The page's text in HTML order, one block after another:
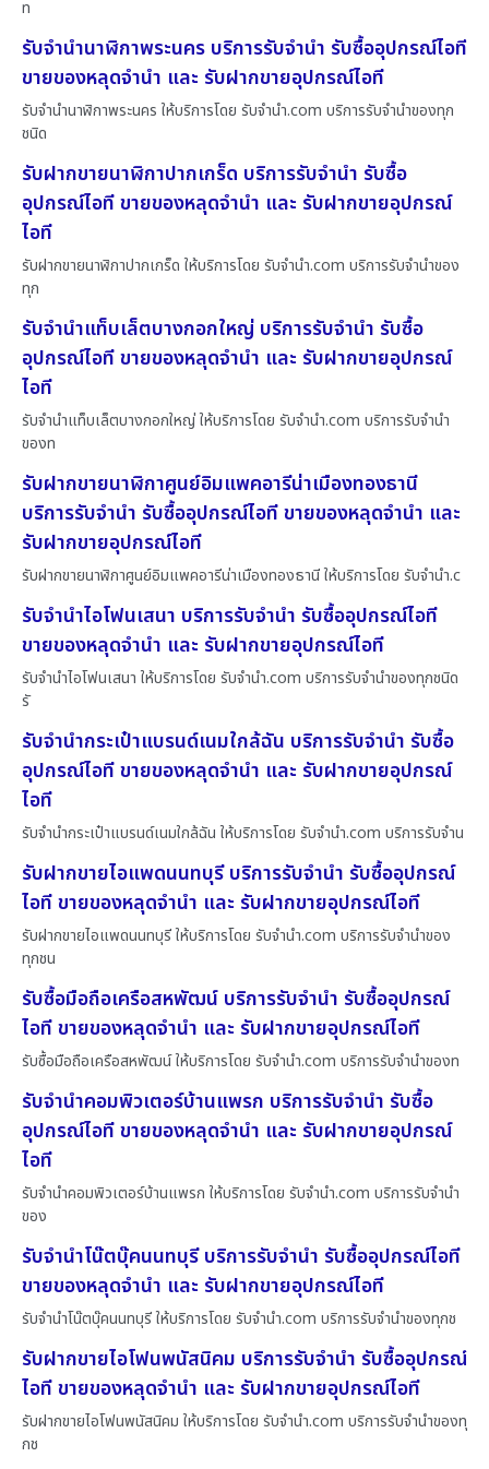
ท
รับจำนำนาฬิกาพระนคร บริการรับจำนำ รับซื้ออุปกรณ์ไอที
ขายของหลุดจำนำ และ รับฝากขายอุปกรณ์ไอที
รับจำนำนาฬิกาพระนคร ให้บริการโดย รับจํานํา.com บริการรับจำนำของทุก
ชนิด
รับฝากขายนาฬิกาปากเกร็ด บริการรับจำนำ รับซื้อ
อุปกรณ์ไอที ขายของหลุดจำนำ และ รับฝากขายอุปกรณ์
ไอที
รับฝากขายนาฬิกาปากเกร็ด ให้บริการโดย รับจํานํา.com บริการรับจำนำของ
ทุก
รับจำนำแท็บเล็ตบางกอกใหญ่ บริการรับจำนำ รับซื้อ
อุปกรณ์ไอที ขายของหลุดจำนำ และ รับฝากขายอุปกรณ์
ไอที
รับจำนำแท็บเล็ตบางกอกใหญ่ ให้บริการโดย รับจํานํา.com บริการรับจำนำ
ของท
รับฝากขายนาฬิกาศูนย์อิมแพคอารีน่าเมืองทองธานี
บริการรับจำนำ รับซื้ออุปกรณ์ไอที ขายของหลุดจำนำ และ
รับฝากขายอุปกรณ์ไอที
รับฝากขายนาฬิกาศูนย์อิมแพคอารีน่าเมืองทองธานี ให้บริการโดย รับจํานํา.c
รับจำนำไอโฟนเสนา บริการรับจำนำ รับซื้ออุปกรณ์ไอที
ขายของหลุดจำนำ และ รับฝากขายอุปกรณ์ไอที
รับจำนำไอโฟนเสนา ให้บริการโดย รับจํานํา.com บริการรับจำนำของทุกชนิด
รั
รับจำนำกระเป๋าแบรนด์เนมใกล้ฉัน บริการรับจำนำ รับซื้อ
อุปกรณ์ไอที ขายของหลุดจำนำ และ รับฝากขายอุปกรณ์
ไอที
รับจำนำกระเป๋าแบรนด์เนมใกล้ฉัน ให้บริการโดย รับจํานํา.com บริการรับจำน
รับฝากขายไอแพดนนทบุรี บริการรับจำนำ รับซื้ออุปกรณ์
ไอที ขายของหลุดจำนำ และ รับฝากขายอุปกรณ์ไอที
รับฝากขายไอแพดนนทบุรี ให้บริการโดย รับจํานํา.com บริการรับจำนำของ
ทุกชน
รับซื้อมือถือเครือสหพัฒน์ บริการรับจำนำ รับซื้ออุปกรณ์
ไอที ขายของหลุดจำนำ และ รับฝากขายอุปกรณ์ไอที
รับซื้อมือถือเครือสหพัฒน์ ให้บริการโดย รับจํานํา.com บริการรับจำนำของท
รับจำนำคอมพิวเตอร์บ้านแพรก บริการรับจำนำ รับซื้อ
อุปกรณ์ไอที ขายของหลุดจำนำ และ รับฝากขายอุปกรณ์
ไอที
รับจำนำคอมพิวเตอร์บ้านแพรก ให้บริการโดย รับจํานํา.com บริการรับจำนำ
ของ
รับจำนำโน๊ตบุ๊คนนทบุรี บริการรับจำนำ รับซื้ออุปกรณ์ไอที
ขายของหลุดจำนำ และ รับฝากขายอุปกรณ์ไอที
รับจำนำโน๊ตบุ๊คนนทบุรี ให้บริการโดย รับจํานํา.com บริการรับจำนำของทุกช
รับฝากขายไอโฟนพนัสนิคม บริการรับจำนำ รับซื้ออุปกรณ์
ไอที ขายของหลุดจำนำ และ รับฝากขายอุปกรณ์ไอที
รับฝากขายไอโฟนพนัสนิคม ให้บริการโดย รับจํานํา.com บริการรับจำนำของทุ
กช